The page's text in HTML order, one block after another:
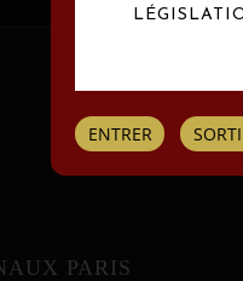
PARIS
ENTRER